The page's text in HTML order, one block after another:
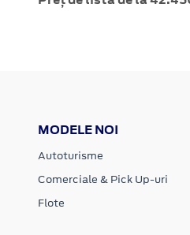
MODELE NOI
Autoturisme
Comerciale & Pick Up-uri
Flote